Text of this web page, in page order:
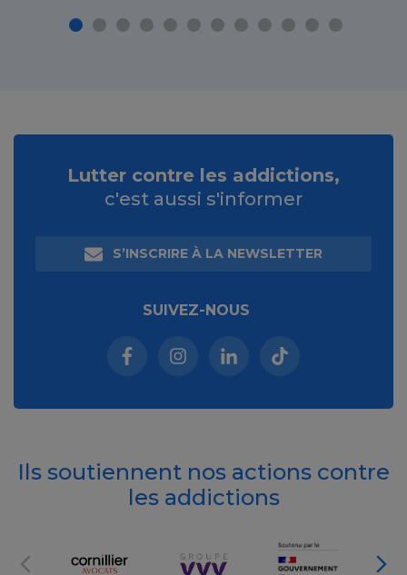
Lutter contre les addictions,
c'est aussi s'informer
S’INSCRIRE À LA NEWSLETTER
SUIVEZ-NOUS
Facebook (nouvelle fenêtre)
Instagram (nouvelle fenêtre)
Linkedin (nouvelle
Tiktok (nouvelle
Ils soutiennent nos actions contre
les addictions